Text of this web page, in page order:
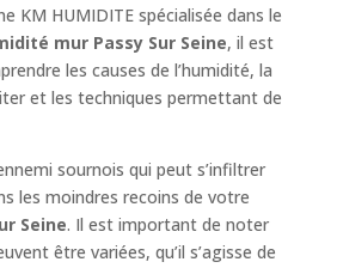
KM HUMIDITE spécialisée dans le
mur Passy Sur Seine, il est
les causes de l’humidité, la
et les techniques permettant de
sournois qui peut s’infiltrer
les moindres recoins de votre
Seine. Il est important de noter
être variées, qu’il s’agisse de